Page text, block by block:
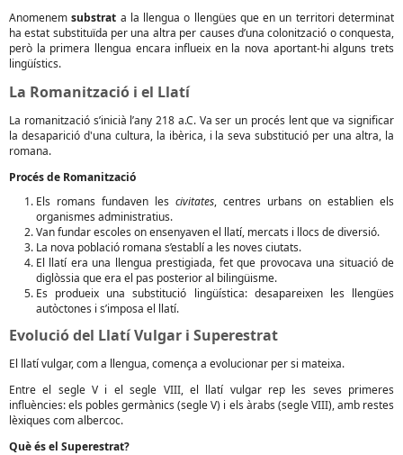
Anomenemsubstrat a la llengua o llengües que en un territori determinat
ha estat substituïda per una altra per causes d’una colonització o conquesta,
però la primera llengua encara influeix en la nova aportant-hi alguns trets
lingüístics.
La Romanització i el Llatí
La romanització s’inicià l’any 218 a.C. Va ser un procés lent que va significar
la desaparició d'una cultura, la ibèrica, i la seva substitució per una altra, la
romana.
Procés de Romanització
Els romans fundaven les civitates, centres urbans on establien els
organismes administratius.
Van fundar escoles on ensenyaven el llatí, mercats i llocs de diversió.
La nova població romana s’establí a les noves ciutats.
El llatí era una llengua prestigiada, fet que provocava una situació de
diglòssia que era el pas posterior al bilingüisme.
Es produeix una substitució lingüística: desapareixen les llengües
autòctones i s’imposa el llatí.
Evolució del Llatí Vulgar i Superestrat
El llatí vulgar, com a llengua, comença a evolucionar per si mateixa.
Entre el segle V i el segle VIII, el llatí vulgar rep les seves primeres
influències: els pobles germànics (segle V) i els àrabs (segle VIII), amb restes
lèxiques com albercoc.
Què és el Superestrat?